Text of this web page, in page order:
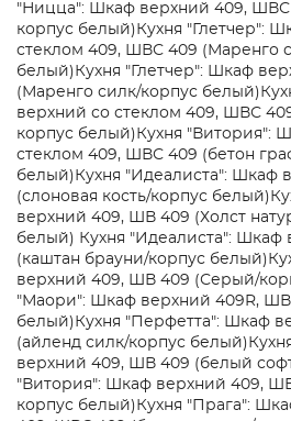
"Ницца": Шкаф верхний 409,
корпус белый) Кухня "Глетчер":
стеклом 409, ШВС 409 (Маренго
белый) Кухня "Глетчер": Шкаф
(Маренго силк/корпус белый)
верхний со стеклом 409, ШВС
корпус белый) Кухня "Витория":
стеклом 409, ШВС 409 (бетон
белый) Кухня "Идеалиста": Шкаф
(слоновая кость/корпус белый)
верхний 409, ШВ 409 (Холст
белый) Кухня "Идеалиста":
(каштан брауни/корпус белый)
верхний 409, ШВ 409 (Серый/
"Маори": Шкаф верхний 409R, ШВ
белый) Кухня "Перфетта": Шкаф
(айленд силк/корпус белый)
верхний 409, ШВ 409 (белый
"Витория": Шкаф верхний 409,
корпус белый) Кухня "Прага":